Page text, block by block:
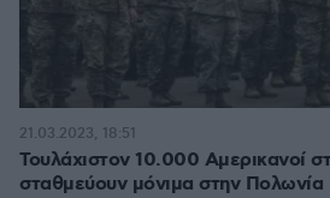
Τουλάχιστον 10.000 Αμερικανοί
σταθμεύουν μόνιμα στην Πολωνία
21.03.2023, 18:51